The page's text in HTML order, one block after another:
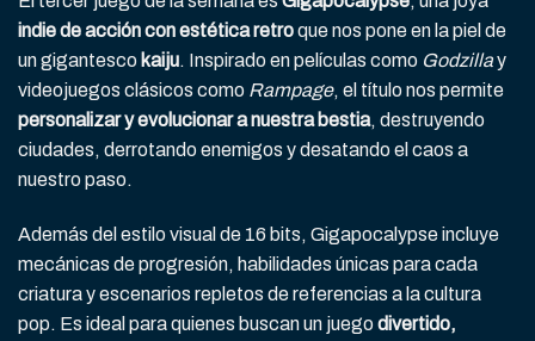
indie de acción con estética retroque nos pone en la piel de
un gigantesco kaiju. Inspirado en películas como Godzillay
videojuegos clásicos como Rampage, el título nos permite
personalizar y evolucionar a nuestra bestia, destruyendo
ciudades, derrotando enemigos y desatando el caos a
nuestro paso.
Además del estilo visual de 16 bits, Gigapocalypse incluye
mecánicas de progresión, habilidades únicas para cada
criatura y escenarios repletos de referencias a la cultura
pop. Es ideal para quienes buscan un juegodivertido,